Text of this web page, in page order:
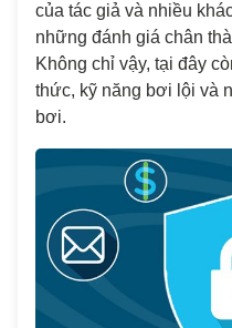
của tác giả và nhiều
những đánh giá chân
Không chỉ vậy, tại đây
thức, kỹ năng bơi lội và
bơi.